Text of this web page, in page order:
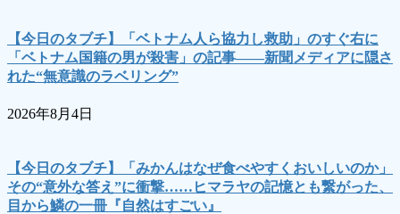
【今日のタブチ】「ベトナム人ら協力し救助」のすぐ右に
「ベトナム国籍の男が殺害」の記事――新聞メディアに隠さ
れた“無意識のラベリング”
2026年8月4日
【今日のタブチ】「みかんはなぜ食べやすくおいしいのか」
その“意外な答え”に衝撃……ヒマラヤの記憶とも繋がった、
目から鱗の一冊『自然はすごい』